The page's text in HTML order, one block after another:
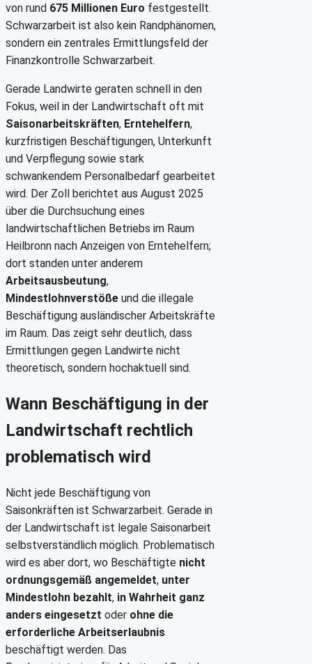
von rund 675 Millionen Euro festgestellt.
Schwarzarbeit ist also kein Randphänomen,
sondern ein zentrales Ermittlungsfeld der
Finanzkontrolle Schwarzarbeit.
Gerade Landwirte geraten schnell in den
Fokus, weil in der Landwirtschaft oft mit
Saisonarbeitskräften, Erntehelfern,
kurzfristigen Beschäftigungen, Unterkunft
und Verpflegung sowie stark
schwankendem Personalbedarf gearbeitet
wird. Der Zoll berichtet aus August 2025
über die Durchsuchung eines
landwirtschaftlichen Betriebs im Raum
Heilbronn nach Anzeigen von Erntehelfern;
dort standen unter anderem
Arbeitsausbeutung,
Mindestlohnverstöße und die illegale
Beschäftigung ausländischer Arbeitskräfte
im Raum. Das zeigt sehr deutlich, dass
Ermittlungen gegen Landwirte nicht
theoretisch, sondern hochaktuell sind.
Wann Beschäftigung in der
Landwirtschaft rechtlich
problematisch wird
Nicht jede Beschäftigung von
Saisonkräften ist Schwarzarbeit. Gerade in
der Landwirtschaft ist legale Saisonarbeit
selbstverständlich möglich. Problematisch
wird es aber dort, wo Beschäftigte nicht
ordnungsgemäß angemeldet, unter
Mindestlohn bezahlt, in Wahrheit ganz
anders eingesetzt oder ohne die
erforderliche Arbeitserlaubnis
beschäftigt werden. Das